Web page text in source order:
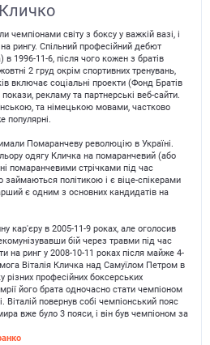
чемпіонами світу з боксу у важкій вазі, і
рингу. Спільний професійний дебют
в 1996-11-6, після чого кожен з братів
2 груд окрім спортивних тренувань,
включає соціальні проекти (Фонд Братів
покази, рекламу та партнерські веб-сайти.
та німецькою мовами, частково
популярні.
Помаранчеву революцію в Україні.
одягу Кличка на помаранчевий (або
помаранчевими стрічками під час
займаються політикою і є віце-спікерами
є одним з основних кандидатів на
кар'єру в 2005-11-9 роках, але оголосив
бій через травми під час
на ринг у 2008-10-11 роках після майже 4-
Віталія Кличка над Самуїлом Петром в
різних професійних боксерських
його брата одночасно стати чемпіоном
Віталій повернув собі чемпіонський пояс
вже було 3 пояси, і він був чемпіоном за